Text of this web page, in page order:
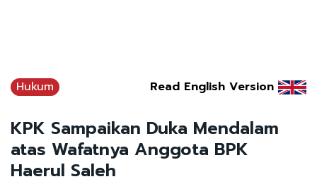
Hukum Read English Version
KPK Sampaikan Duka Mendalam
atas Wafatnya Anggota BPK
Haerul Saleh